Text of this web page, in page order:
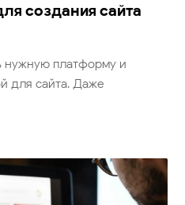
создания сайта
нужную платформу и
для сайта. Даже